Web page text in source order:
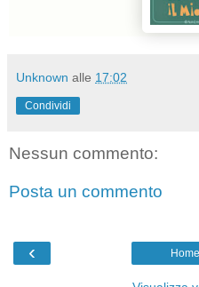
Unknown alle 17:02
Condividi
Nessun commento:
Posta un commento
‹